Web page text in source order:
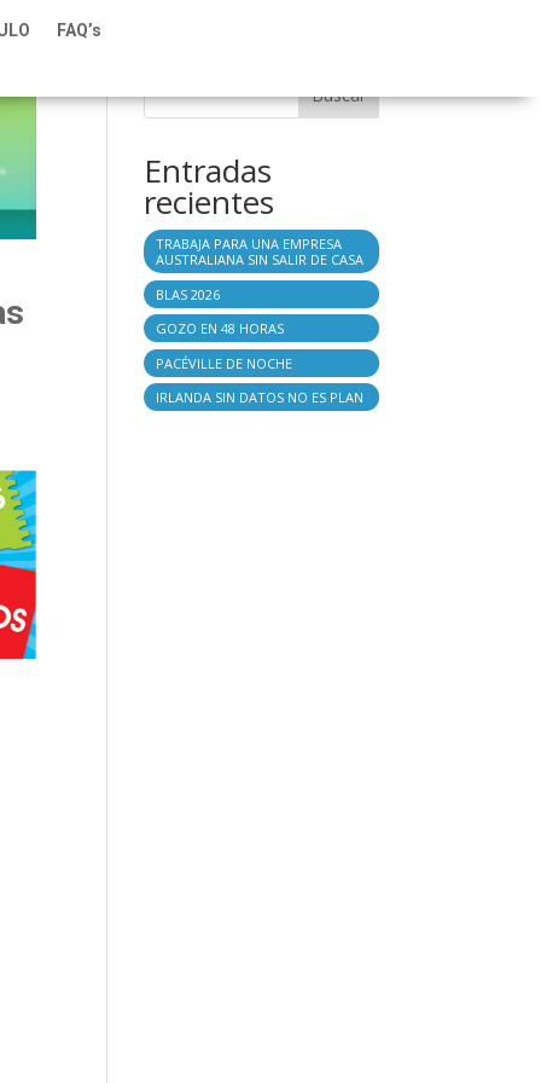
FAQ’s
Buscar
Entradas
recientes
TRABAJA PARA UNA EMPRESA
AUSTRALIANA SIN SALIR DE CASA
BLAS 2026
GOZO EN 48 HORAS
PACÉVILLE DE NOCHE
IRLANDA SIN DATOS NO ES PLAN